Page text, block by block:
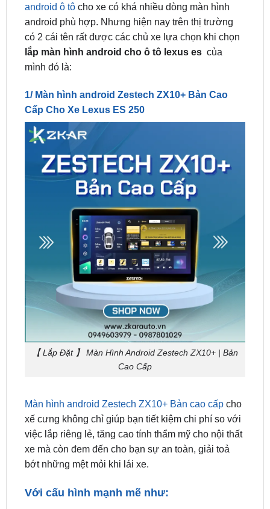
có 2 cái tên rất được các chủ xe lựa chọn khi chọn
lắp màn hình android cho ô tô lexus escủa
mình đó là:
1/ Màn hình android Zestech ZX10+ Bản Cao
【 Lắp Đặt 】 Màn Hình Android Zestech ZX10+ | Bản
Cao Cấp
Màn hình android Zestech ZX10+ Bản cao cấp
việc lắp riêng lẻ, tăng cao tính thẩm mỹ cho nội thất
xe mà còn đem đến cho bạn sự an toàn, giải toả
bớt những mệt mỏi khi lái xe.
Với cấu hình mạnh mẽ như: